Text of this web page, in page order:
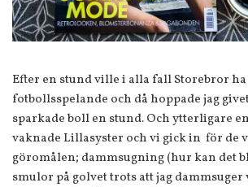
Efter en stund ville i alla fall Storebror
fotbollsspelande och då hoppade jag
sparkade boll en stund. Och ytterligare
vaknade Lillasyster och vi gick in för de
göromålen; dammsugning (hur kan det
smulor på golvet trots att jag dammsuger